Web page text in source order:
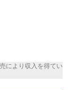
により収入を得てい